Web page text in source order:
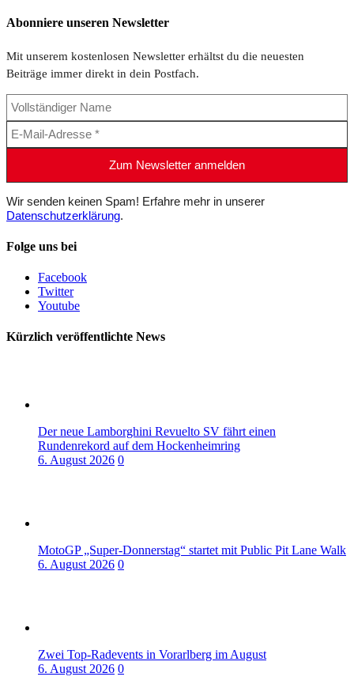
Abonniere unseren Newsletter
Mit unserem kostenlosen Newsletter erhältst du die neuesten
Beiträge immer direkt in dein Postfach.
Wir senden keinen Spam! Erfahre mehr in unserer
Datenschutzerklärung.
Folge uns bei
Facebook
Twitter
Youtube
Kürzlich veröffentlichte News
Der neue Lamborghini Revuelto SV fährt einen
Rundenrekord auf dem Hockenheimring
6. August 2026 0
MotoGP „Super-Donnerstag“ startet mit Public Pit Lane Walk
6. August 2026 0
Zwei Top-Radevents in Vorarlberg im August
6. August 2026 0